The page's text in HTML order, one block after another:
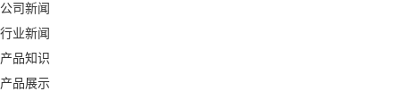
公司新闻
行业新闻
产品知识
产品展示